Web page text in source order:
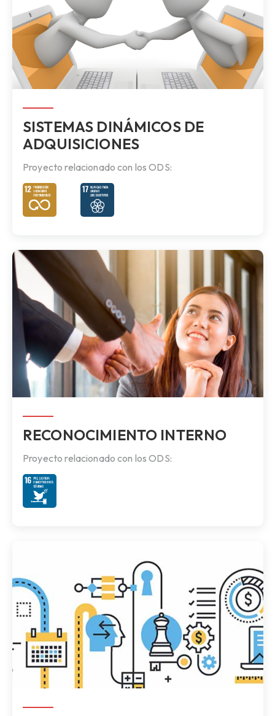
SISTEMAS DINÁMICOS DE
ADQUISICIONES
Proyecto relacionado con los ODS:
RECONOCIMIENTO INTERNO
Proyecto relacionado con los ODS: